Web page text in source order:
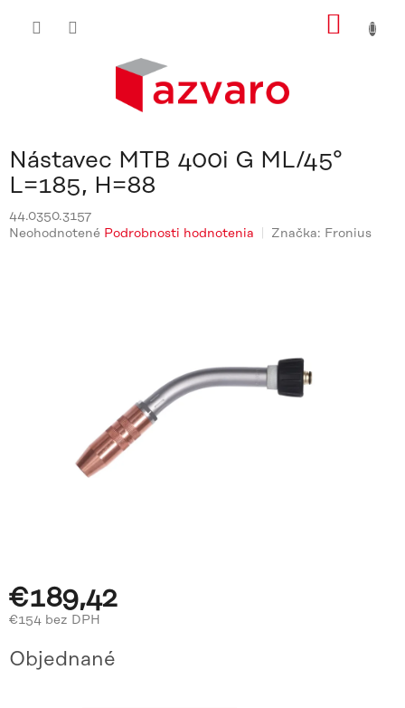
Nástavec MTB 400i G ML/45°
L=185, H=88
44.0350.3157
Priemerné
Neohodnotené Podrobnosti hodnotenia Značka: Fronius
€189,42
€154 bez DPH
cena:
Objednané